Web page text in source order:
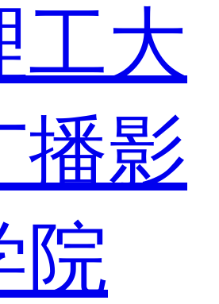
工大
播影
院